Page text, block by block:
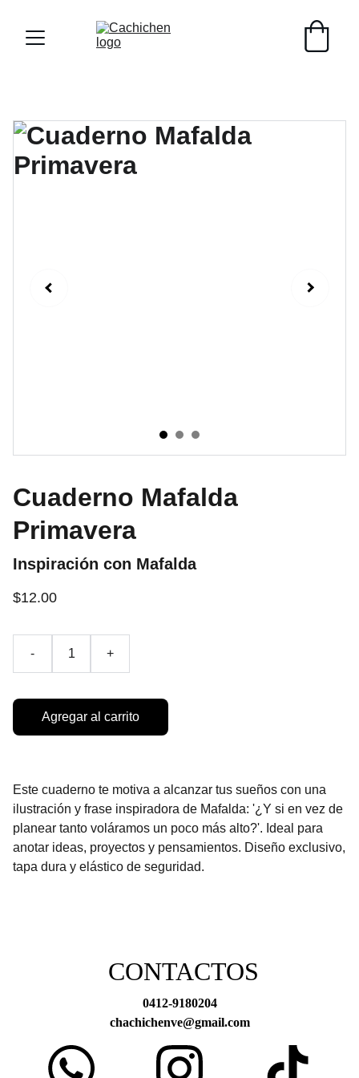
Cuaderno Mafalda
Primavera
Inspiración con Mafalda
$12.00
- +
Agregar al carrito
Este cuaderno te motiva a alcanzar tus sueños con una
ilustración y frase inspiradora de Mafalda: '¿Y si en vez de
planear tanto voláramos un poco más alto?'. Ideal para
anotar ideas, proyectos y pensamientos. Diseño exclusivo,
tapa dura y elástico de seguridad.
CONTACTOS
0412-9180204
chachichenve@gmail.com